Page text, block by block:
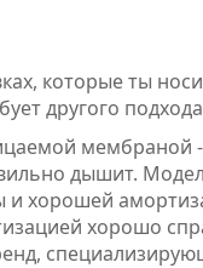
которые ты
другого
мембраной
дышит.
и хорошей
хорошо